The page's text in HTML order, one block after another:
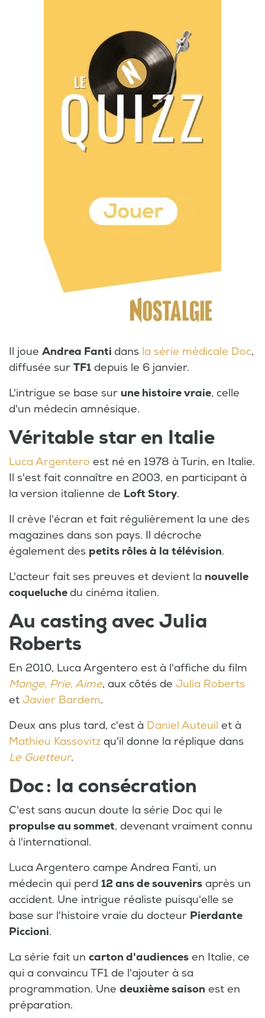
Il joue Andrea Fanti dans la série médicale Doc,
diffusée sur TF1 depuis le 6 janvier.
L'intrigue se base sur une histoire vraie, celle
d'un médecin amnésique.
Véritable star en Italie
Luca Argentero est né en 1978 à Turin, en Italie.
Il s'est fait connaître en 2003, en participant à
la version italienne de Loft Story.
Il crève l'écran et fait régulièrement la une des
magazines dans son pays. Il décroche
également des petits rôles à la télévision.
L'acteur fait ses preuves et devient la nouvelle
coqueluchedu cinéma italien.
Au casting avec Julia
Roberts
En 2010, Luca Argentero est à l'affiche du film
Mange, Prie, Aime, aux côtés de Julia Roberts
et Javier Bardem.
Deux ans plus tard, c'est à Daniel Auteuil et à
Mathieu Kassovitz qu'il donne la réplique dans
Le Guetteur.
Doc : la consécration
C'est sans aucun doute la série Doc qui le
propulse au sommet, devenant vraiment connu
à l'international.
Luca Argentero campe Andrea Fanti, un
médecin qui perd 12 ans de souvenirs après un
accident. Une intrigue réaliste puisqu'elle se
base sur l'histoire vraie du docteur Pierdante
Piccioni.
La série fait un carton d'audiences en Italie, ce
qui a convaincu TF1 de l'ajouter à sa
programmation. Une deuxième saison est en
préparation.